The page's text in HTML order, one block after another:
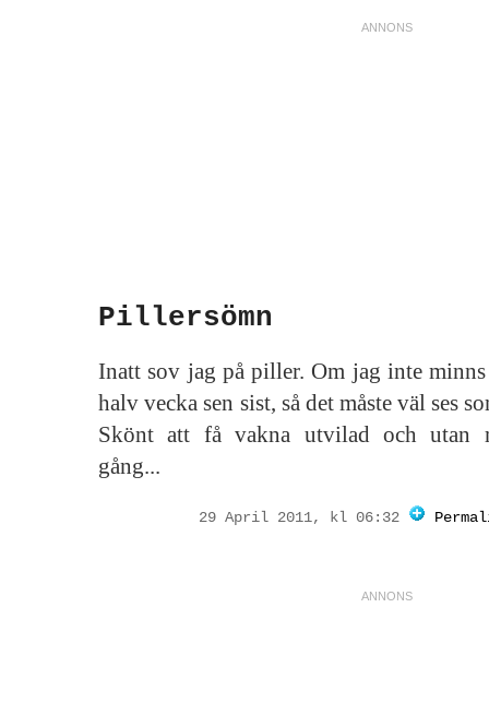
Pillersömn
Inatt sov jag på piller. Om jag inte
halv vecka sen sist, så det måste väl ses
Skönt att få vakna utvilad och utan
gång...
29 April 2011, kl 06:32